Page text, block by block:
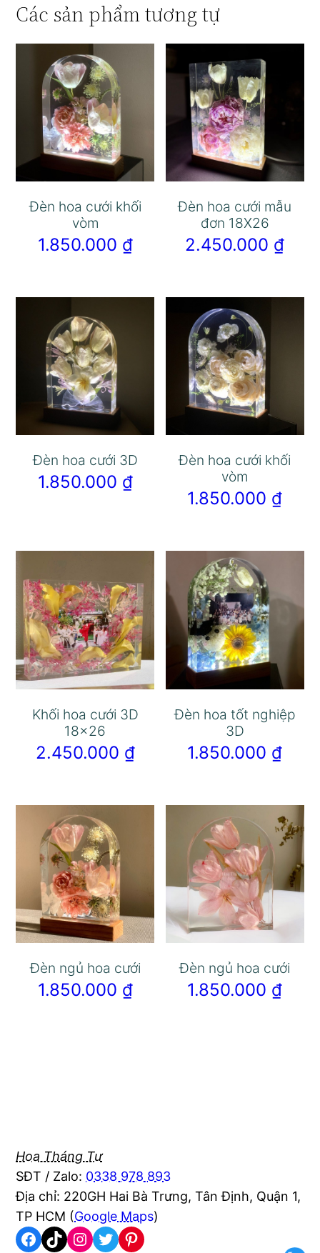
Các sản phẩm tương tự
Đèn hoa cưới khối
vòm
1.850.000 ₫
Đèn hoa cưới mẫu
đơn 18X26
2.450.000 ₫
Đèn hoa cưới 3D
1.850.000 ₫
Đèn hoa cưới khối
vòm
1.850.000 ₫
Khối hoa cưới 3D
18×26
2.450.000 ₫
Đèn hoa tốt nghiệp
3D
1.850.000 ₫
Đèn ngủ hoa cưới
1.850.000 ₫
Đèn ngủ hoa cưới
1.850.000 ₫
Hoa Tháng Tư
SĐT / Zalo: 0338 978 893
Địa chỉ: 220GH Hai Bà Trưng, Tân Định, Quận 1,
TP HCM (Google Maps)
Facebook
TikTokInstagram
TwitterPinterest